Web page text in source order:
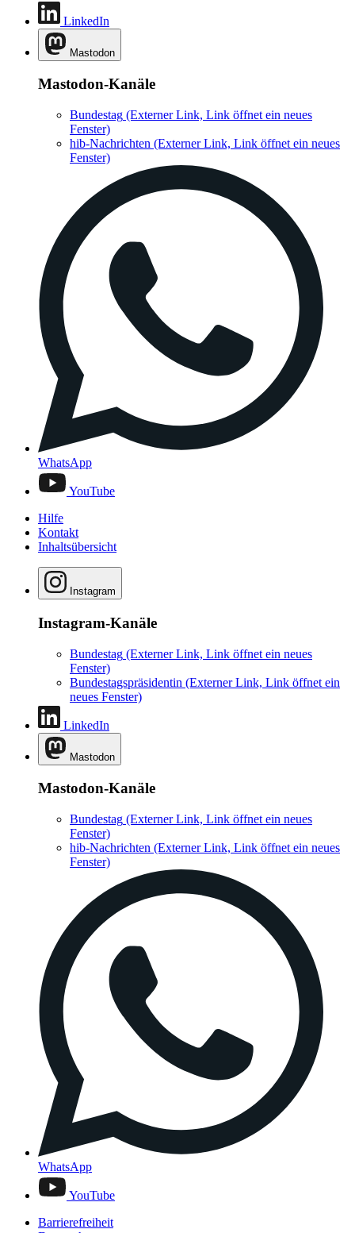
LinkedIn
Mastodon
Mastodon-Kanäle
Bundestag (Externer Link, Link öffnet ein neues
Fenster)
hib-Nachrichten (Externer Link, Link öffnet ein neues
Fenster)
WhatsApp
YouTube
Hilfe
Kontakt
Inhaltsübersicht
Instagram
Instagram-Kanäle
Bundestag (Externer Link, Link öffnet ein neues
Fenster)
Bundestagspräsidentin (Externer Link, Link öffnet ein
neues Fenster)
LinkedIn
Mastodon
Mastodon-Kanäle
Bundestag (Externer Link, Link öffnet ein neues
Fenster)
hib-Nachrichten (Externer Link, Link öffnet ein neues
Fenster)
WhatsApp
YouTube
Barrierefreiheit